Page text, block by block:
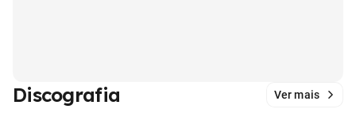
Discografia Ver mais